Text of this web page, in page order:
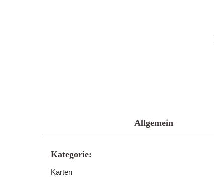
Allgemein
Kategorie:
Karten